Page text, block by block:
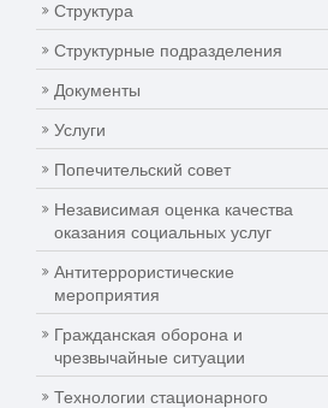
Структура
Структурные подразделения
Документы
Услуги
Попечительский совет
Независимая оценка качества
оказания социальных услуг
Антитеррористические
мероприятия
Гражданская оборона и
чрезвычайные ситуации
Технологии стационарного